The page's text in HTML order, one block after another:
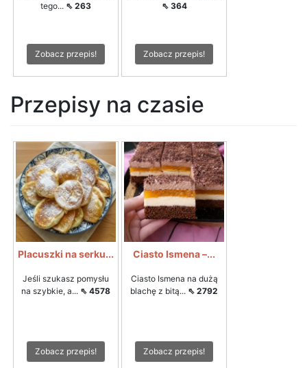
tego... ⇖ 263
Zobacz przepis!
⇖ 364
Zobacz przepis!
Przepisy na czasie
Placuszki na serku...
Jeśli szukasz pomysłu
na szybkie, a... ⇖ 4578
Zobacz przepis!
Ciasto Ismena –...
Ciasto Ismena na dużą
blachę z bitą... ⇖ 2792
Zobacz przepis!